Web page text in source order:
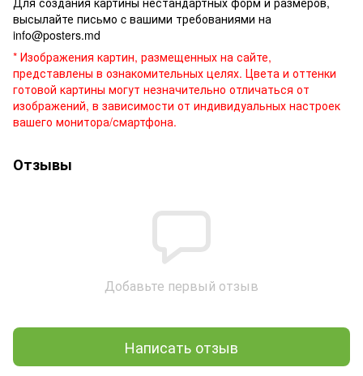
высылайте письмо c вашими требованиями на
info@posters.md
* Изображения картин, размещенных на сайте,
представлены в ознакомительных целях. Цвета и оттенки
готовой картины могут незначительно отличаться от
изображений, в зависимости от индивидуальных настроек
вашего монитора/смартфона.
Отзывы
Добавьте первый отзыв
Написать отзыв